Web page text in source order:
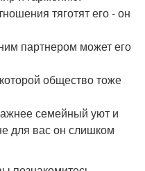
тяготят его - он
партнером может его
общество тоже
семейный уют и
для вас он слишком